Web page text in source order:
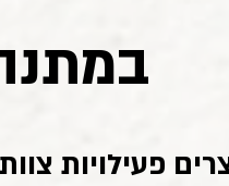
פעילויות